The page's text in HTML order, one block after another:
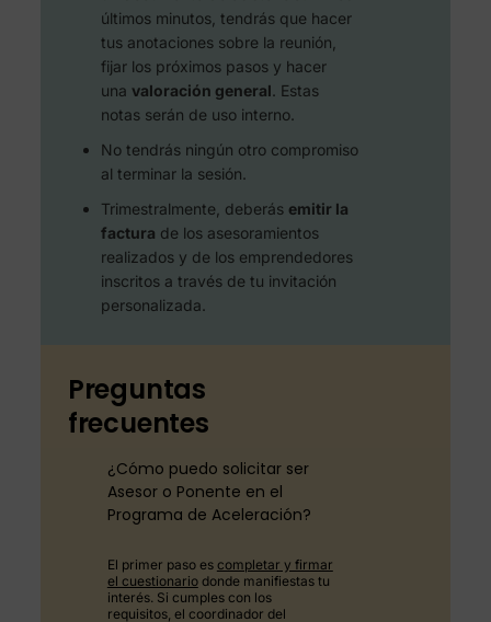
últimos minutos, tendrás que hacer
tus anotaciones sobre la reunión,
fijar los próximos pasos y hacer
una valoración general. Estas
notas serán de uso interno.
No tendrás ningún otro compromiso
al terminar la sesión.
Trimestralmente, deberás emitir la
factura de los asesoramientos
realizados y de los emprendedores
inscritos a través de tu invitación
personalizada.
Preguntas
frecuentes
¿Cómo puedo solicitar ser
Asesor o Ponente en el
Programa de Aceleración?
El primer paso es completar y firmar
el cuestionariodonde manifiestas tu
interés. Si cumples con los
requisitos, el coordinador del